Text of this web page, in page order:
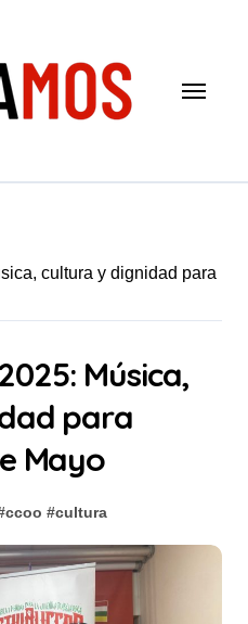
cultura y dignidad para
Música,
para
Mayo
ccoo #cultura